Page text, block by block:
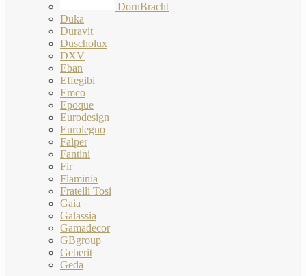
DornBracht
Duka
Duravit
Duscholux
DXV
Eban
Effegibi
Emco
Epoque
Eurodesign
Eurolegno
Falper
Fantini
Fir
Flaminia
Fratelli Tosi
Gaia
Galassia
Gamadecor
GBgroup
Geberit
Geda